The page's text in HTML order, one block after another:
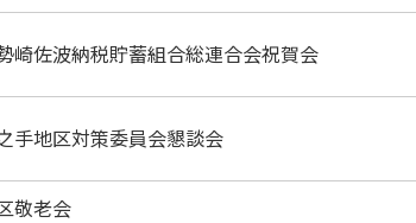
崎佐波納税貯蓄組合総連合会祝賀会
手地区対策委員会懇談会
敬老会